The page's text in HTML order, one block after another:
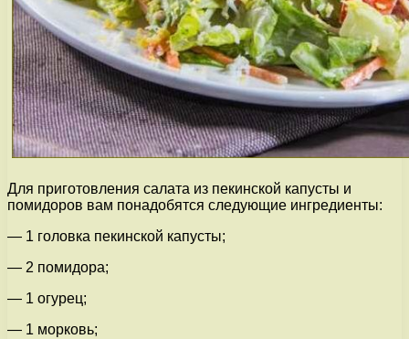
Для приготовления салата из пекинской капусты и
помидоров вам понадобятся следующие ингредиенты:
— 1 головка пекинской капусты;
— 2 помидора;
— 1 огурец;
— 1 морковь;